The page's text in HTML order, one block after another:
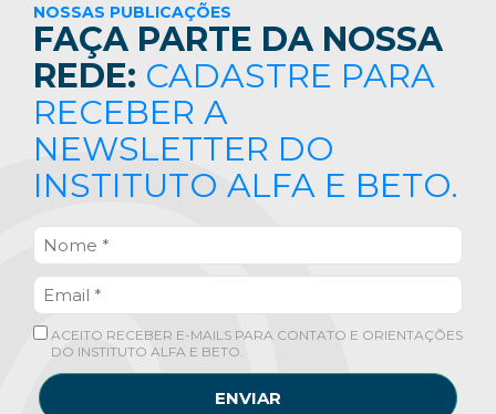
NOSSAS PUBLICAÇÕES
FAÇA PARTE DA NOSSA
REDE: CADASTRE PARA
RECEBER A
NEWSLETTER DO
INSTITUTO ALFA E BETO.
ACEITO RECEBER E-MAILS PARA CONTATO E ORIENTAÇÕES
DO INSTITUTO ALFA E BETO.
ENVIAR